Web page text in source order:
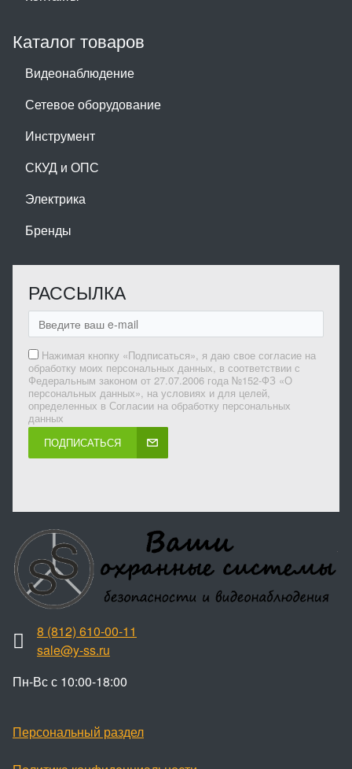
Каталог товаров
Видеонаблюдение
Сетевое оборудование
Инструмент
СКУД и ОПС
Электрика
Бренды
РАССЫЛКА
Нажимая кнопку «Подписаться», я даю свое согласие на
обработку моих персональных данных, в соответствии с
Федеральным законом от 27.07.2006 года №152-ФЗ «О
персональных данных», на условиях и для целей,
определенных в Согласии на обработку персональных
данных
ПОДПИСАТЬСЯ
8 (812) 610-00-11
sale@y-ss.ru
Пн-Вс с 10:00-18:00
Персональный раздел